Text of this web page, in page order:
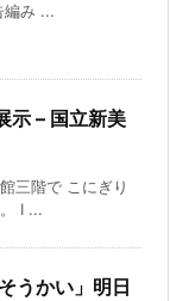
編み ...
示 – 国立新美
三階で こにぎり
I ...
うかい」明日